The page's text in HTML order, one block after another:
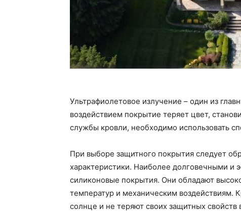
Ультрафиолетовое излучение – один из
воздействием покрытие теряет цвет,
службы кровли, необходимо использовать
При выборе защитного покрытия следует
характеристики. Наиболее долговечными и
силиконовые покрытия. Они обладают
температур и механическим воздействиям.
солнце и не теряют своих защитных